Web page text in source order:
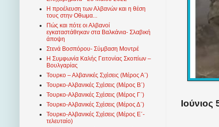
Η προέλευση των Αλβανών και η θέση
τους στην Οθωμα...
Πώς και πότε οι Αλβανοί
εγκαταστάθηκαν στα Βαλκάνια- Σλαβική
άποψη
Στενά Βοσπόρου- Σύμβαση Μοντρέ
Η Συμφωνία Καλής Γειτονίας Σκοπίων –
Βουλγαρίας
Τουρκο – Αλβανικές Σχέσεις (Mέρος Α΄)
Τουρκο-Αλβανικές Σχέσεις (Μέρος Β΄)
Τουρκο-Αλβανικές Σχέσεις (Μέρος Γ΄)
Τουρκο-Αλβανικές Σχέσεις (Μέρος Δ΄)
Τουρκο-Αλβανικές Σχέσεις (Μέρος Ε΄-
τελευταίο)